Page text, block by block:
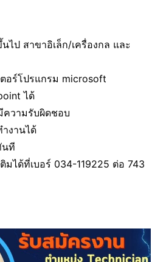
ไป สาขาอิเล็ก/เครื่องกล และ
อร์โปรแกรม microsoft
ได้
วามรับผิดชอบ
งานได้
นที
มได้ที่เบอร์ 034-119225 ต่อ 743